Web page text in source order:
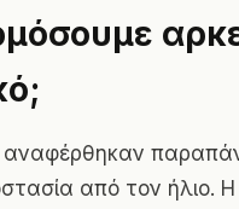
αναφέρθηκαν
από τον ήλιο.